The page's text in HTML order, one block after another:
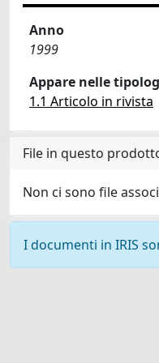
Anno
1999
Appare nelle
1.1 Articolo in rivista
File in questo
Non ci sono file
I documenti in IRIS